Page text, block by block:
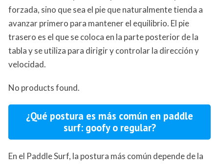
forzada, sino que sea el pie que naturalmente tienda a
avanzar primero para mantener el equilibrio. El pie
trasero es el que se coloca en la parte posterior de la
tabla y se utiliza para dirigir y controlar la dirección y
velocidad.
No products found.
¿Qué postura es más común en paddle
surf: goofy o regular?
En el Paddle Surf, la postura más común depende de la